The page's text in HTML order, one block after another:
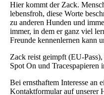
Hier kommt der Zack.
lebensfroh, diese Worte
zu anderen Hunden und
immer, in dem er ganz viel
Freunde kennenlernen kann
Zack reist geimpft (EU-
Spot On und Tracespapieren
Bei ernsthaftem Interesse an
Kontaktformular auf unserer